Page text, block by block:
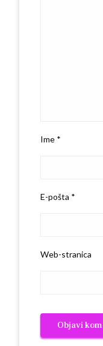
Ime *
E-pošta *
Web-stranica